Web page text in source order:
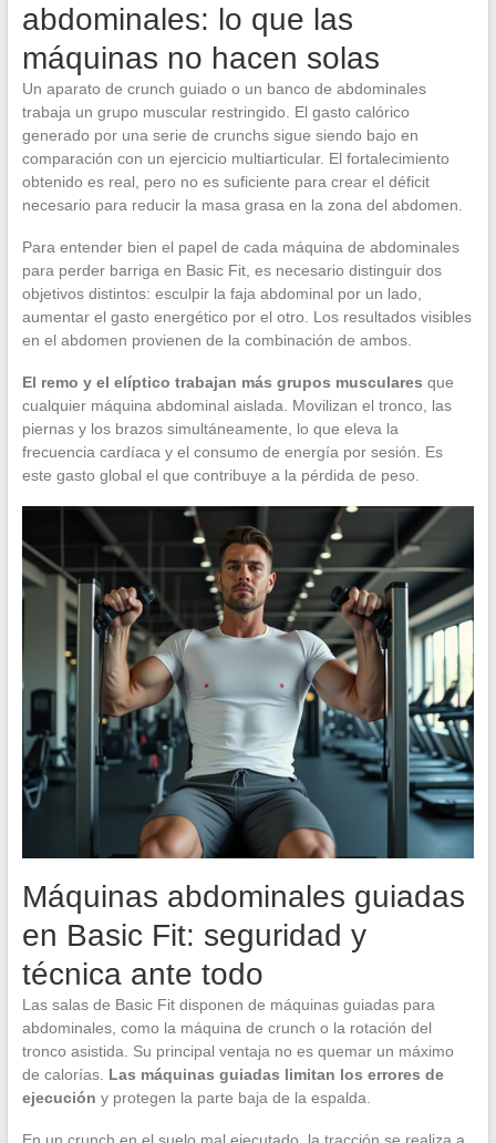
abdominales: lo que las
máquinas no hacen solas
Un aparato de crunch guiado o un banco de abdominales
trabaja un grupo muscular restringido. El gasto calórico
generado por una serie de crunchs sigue siendo bajo en
comparación con un ejercicio multiarticular. El fortalecimiento
obtenido es real, pero no es suficiente para crear el déficit
necesario para reducir la masa grasa en la zona del abdomen.
Para entender bien el papel de cada máquina de abdominales
para perder barriga en Basic Fit, es necesario distinguir dos
objetivos distintos: esculpir la faja abdominal por un lado,
aumentar el gasto energético por el otro. Los resultados visibles
en el abdomen provienen de la combinación de ambos.
El remo y el elíptico trabajan más grupos musculares que
cualquier máquina abdominal aislada. Movilizan el tronco, las
piernas y los brazos simultáneamente, lo que eleva la
frecuencia cardíaca y el consumo de energía por sesión. Es
este gasto global el que contribuye a la pérdida de peso.
Máquinas abdominales guiadas
en Basic Fit: seguridad y
técnica ante todo
Las salas de Basic Fit disponen de máquinas guiadas para
abdominales, como la máquina de crunch o la rotación del
tronco asistida. Su principal ventaja no es quemar un máximo
de calorías. Las máquinas guiadas limitan los errores de
ejecución y protegen la parte baja de la espalda.
En un crunch en el suelo mal ejecutado, la tracción se realiza a